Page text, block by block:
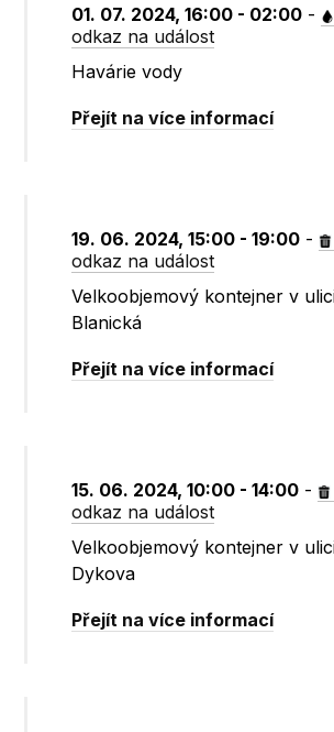
01. 07. 2024, 16:00 - 02:00 -
odkaz na událost
Havárie vody
Přejít na více informací
19. 06. 2024, 15:00 - 19:00 -
odkaz na událost
Velkoobjemový kontejner v
Blanická
Přejít na více informací
15. 06. 2024, 10:00 - 14:00 -
odkaz na událost
Velkoobjemový kontejner v
Dykova
Přejít na více informací